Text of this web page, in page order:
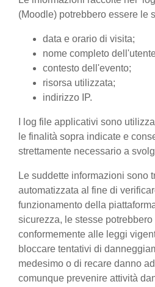
(Moodle) potrebbero essere le
data e orario di visita;
nome completo
contesto dell'evento;
risorsa utilizzata;
indirizzo IP.
I log file applicativi sono
le finalità sopra indicate e
strettamente necessario a
Le suddette informazioni sono
automatizzata al fine di
funzionamento della
sicurezza, le stesse
conformemente alle leggi
bloccare tentativi di
medesimo o di recare danno
comunque prevenire attività